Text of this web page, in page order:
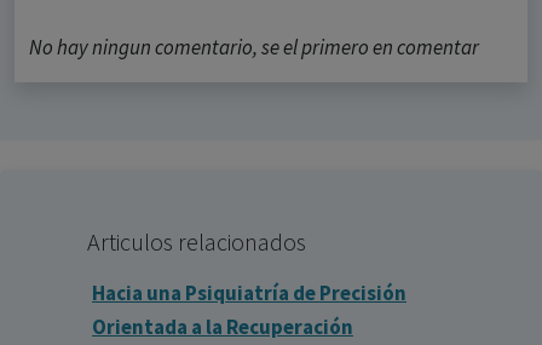
No hay ningun comentario, se el primero en comentar
Articulos relacionados
Hacia una Psiquiatría de Precisión
Orientada a la Recuperación